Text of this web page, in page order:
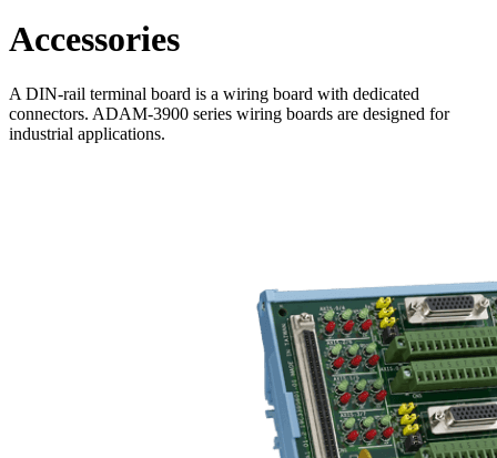
Accessories
A DIN-rail terminal board is a wiring board with dedicated
connectors. ADAM-3900 series wiring boards are designed for
industrial applications.